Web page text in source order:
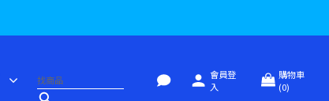
會員登
入
購物車
(0)